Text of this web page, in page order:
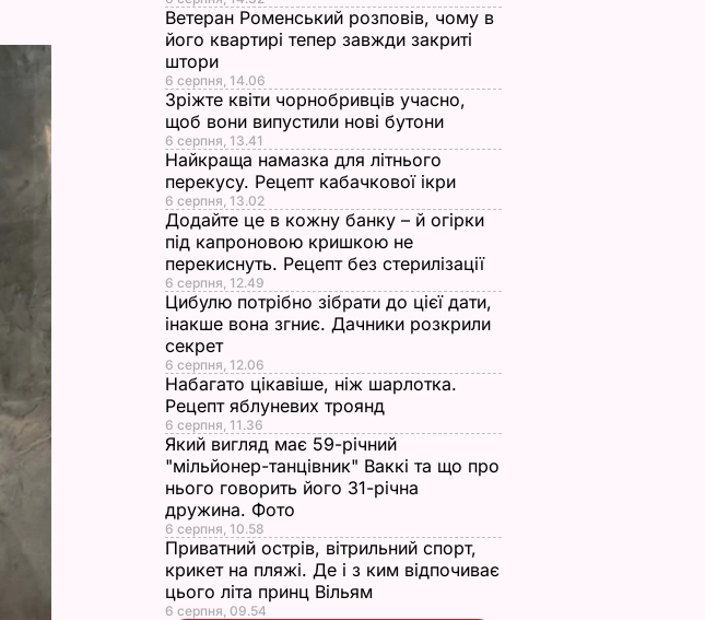
Ветеран Роменський розповів, чому в
його квартирі тепер завжди закриті
штори
6 серпня, 14.06
Зріжте квіти чорнобривців учасно,
щоб вони випустили нові бутони
6 серпня, 13.41
Найкраща намазка для літнього
перекусу. Рецепт кабачкової ікри
6 серпня, 13.02
Додайте це в кожну банку – й огірки
під капроновою кришкою не
перекиснуть. Рецепт без стерилізації
6 серпня, 12.49
Цибулю потрібно зібрати до цієї дати,
інакше вона згниє. Дачники розкрили
секрет
6 серпня, 12.06
Набагато цікавіше, ніж шарлотка.
Рецепт яблуневих троянд
6 серпня, 11.36
Який вигляд має 59-річний
"мільйонер-танцівник" Ваккі та що про
нього говорить його 31-річна
дружина. Фото
6 серпня, 10.58
Приватний острів, вітрильний спорт,
крикет на пляжі. Де і з ким відпочиває
цього літа принц Вільям
6 серпня, 09.54